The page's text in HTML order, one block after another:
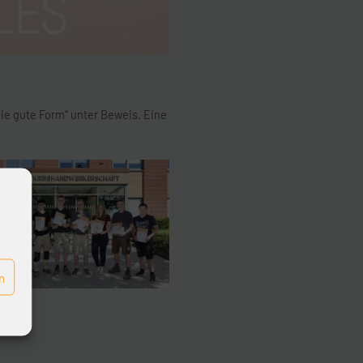
gute Form“ unter Beweis. Eine